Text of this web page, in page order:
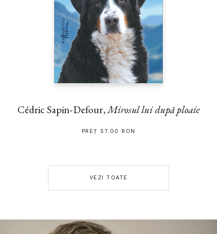
Cédric Sapin-Defour,Mirosul lui după ploaie
PREȚ 57.00 RON
VEZI TOATE